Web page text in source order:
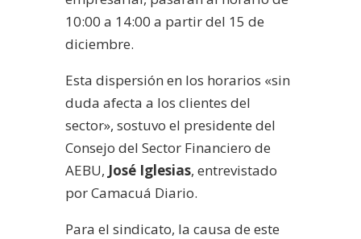
10:00 a 14:00 a partir del 15 de
diciembre.
Esta dispersión en los horarios «sin
duda afecta a los clientes del
sector», sostuvo el presidente del
Consejo del Sector Financiero de
AEBU, José Iglesias, entrevistado
por Camacuá Diario.
Para el sindicato, la causa de este